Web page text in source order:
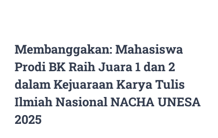
Membanggakan: Mahasiswa
Prodi BK Raih Juara 1 dan 2
dalam Kejuaraan Karya Tulis
Ilmiah Nasional NACHA UNESA
2025